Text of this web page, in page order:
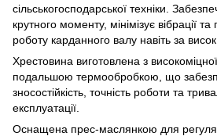
сільськогосподарської техніки.
крутного моменту, мінімізує вібрації та
роботу карданного валу навіть за
Хрестовина виготовлена з
подальшою термообробкою, що
зносостійкість, точність роботи та
експлуатації.
Оснащена прес-маслянкою для